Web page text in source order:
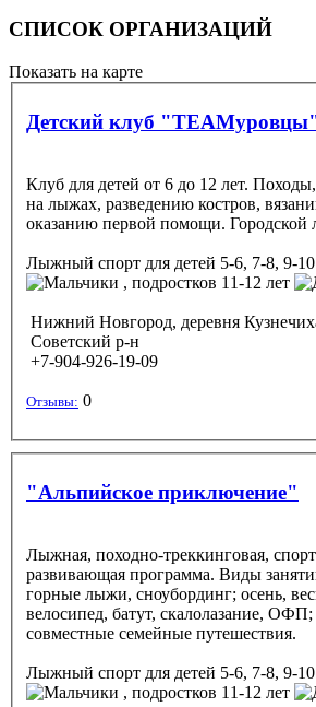
СПИСОК ОРГАНИЗАЦИЙ
Показать на карте
Детский клуб
Клуб для детей от 6 до 12 лет.
на лыжах, разведению костров,
оказанию первой помощи. Городской
Лыжный спорт для детей 5-6, 7-8, 9-
, подростков 11-12 лет
Нижний Новгород, деревня
Советский р-н
+7-904-926-19-09
Отзывы: 0
"Альпийское приключение"
Лыжная, походно-треккинговая,
развивающая программа. Виды
горные лыжи, сноубординг; осень,
велосипед, батут, скалолазание, ОФП;
совместные семейные путешествия.
Лыжный спорт для детей 5-6, 7-8, 9-
, подростков 11-12 лет